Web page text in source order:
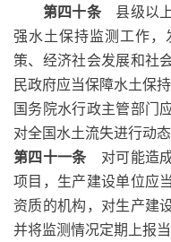
第四十条 县级以
强水土保持监测工作
策、经济社会发展和社
民政府应当保障水土保
国务院水行政主管部门
对全国水土流失进行动态
第四十一条 对可能造
项目，生产建设单位应
资质的机构，对生产建
并将监测情况定期上报